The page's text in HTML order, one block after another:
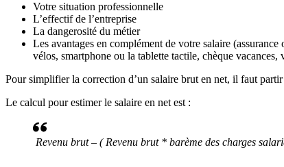
Votre situation professionnelle
L’effectif de l’entreprise
La dangerosité du métier
Les avantages en complément de votre salaire (assurance
vélos, smartphone ou la tablette tactile, chèque vacances,
Pour simplifier la correction d’un salaire brut en net, il faut
Le calcul pour estimer le salaire en net est :
Revenu brut – ( Revenu brut * barème des charges